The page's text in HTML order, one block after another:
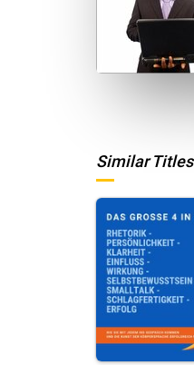
Similar Titles